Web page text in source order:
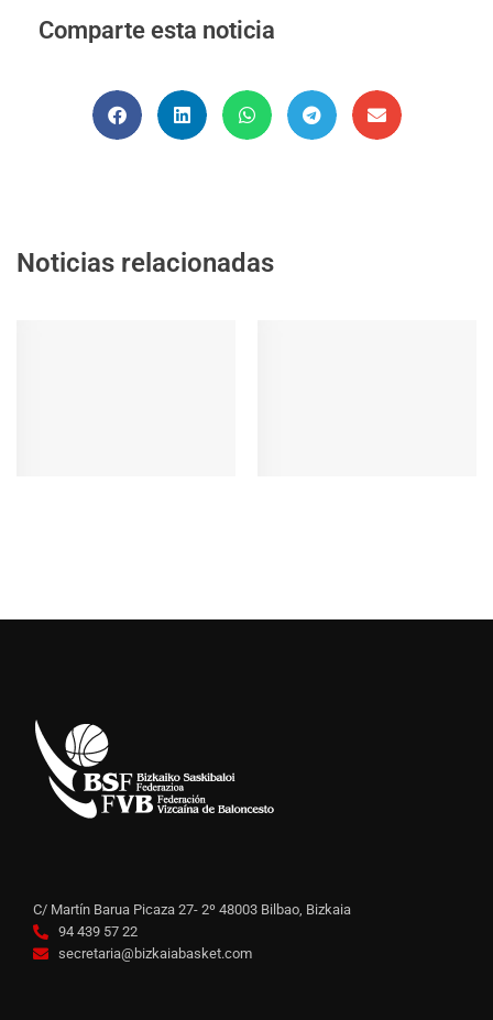
Comparte esta noticia
Noticias relacionadas
C/ Martín Barua Picaza 27- 2º 48003 Bilbao, Bizkaia
94 439 57 22
secretaria@bizkaiabasket.com